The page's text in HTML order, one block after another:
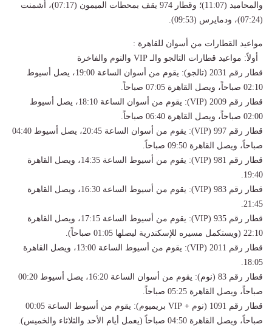
والمحاميد (11:07)؛ وقطار 974 يقف بمحطات الميمون (07:17)، أشمنت
(07:24)، ودمايرس (09:53).
مواعيد القطارات من أسوان للقاهرة :
أولاً: مواعيد قطارات التالجو والـ VIP والنوم والفاخرة
قطار رقم 2031 (تالجو): يقوم من أسوان الساعة 19:00، يصل أسيوط
02:10 صباحاً، ويصل القاهرة 07:05 صباحاً.
قطار رقم 2009 (VIP): يقوم من أسوان الساعة 18:10، يصل أسيوط
02:00 صباحاً، ويصل القاهرة 06:40 صباحاً.
قطار رقم 997 (VIP): يقوم من أسوان الساعة 20:45، يصل أسيوط 04:40
صباحاً، ويصل القاهرة 09:50 صباحاً.
قطار رقم 981 (VIP): يقوم من أسيوط الساعة 14:35، ويصل القاهرة
19:40.
قطار رقم 983 (VIP): يقوم من أسيوط الساعة 16:30، ويصل القاهرة
21:45.
قطار رقم 935 (VIP): يقوم من أسيوط الساعة 17:15، ويصل القاهرة
22:10 (ويستكمل مسيره للإسكندرية ليصلها 01:05 صباحاً).
قطار رقم 2011 (VIP): يقوم من أسيوط الساعة 13:00، ويصل القاهرة
18:05.
قطار رقم 83 (نوم): يقوم من أسوان الساعة 16:20، يصل أسيوط 00:20
صباحاً، ويصل القاهرة 05:25 صباحاً.
قطار رقم 1091 (نوم + VIP بريميوم): يقوم من أسيوط الساعة 00:05
صباحاً، ويصل القاهرة 04:50 صباحاً (يعمل أيام الأحد والثلاثاء والخميس).